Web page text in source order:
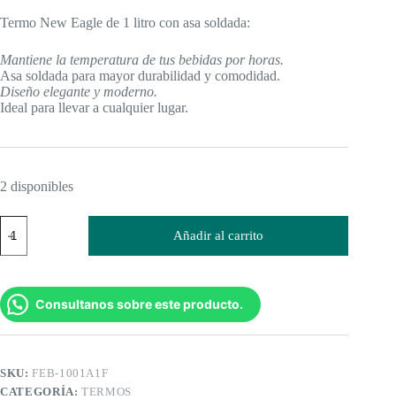
Termo New Eagle de 1 litro con asa soldada:
Mantiene la temperatura de tus bebidas por horas.
Asa soldada para mayor durabilidad y comodidad.
Diseño elegante y moderno.
Ideal para llevar a cualquier lugar.
2 disponibles
Litro
New
Eagle
Añadir al carrito
Consultanos sobre este producto.
SKU:FEB-1001A1F
CATEGORÍA:TERMOS